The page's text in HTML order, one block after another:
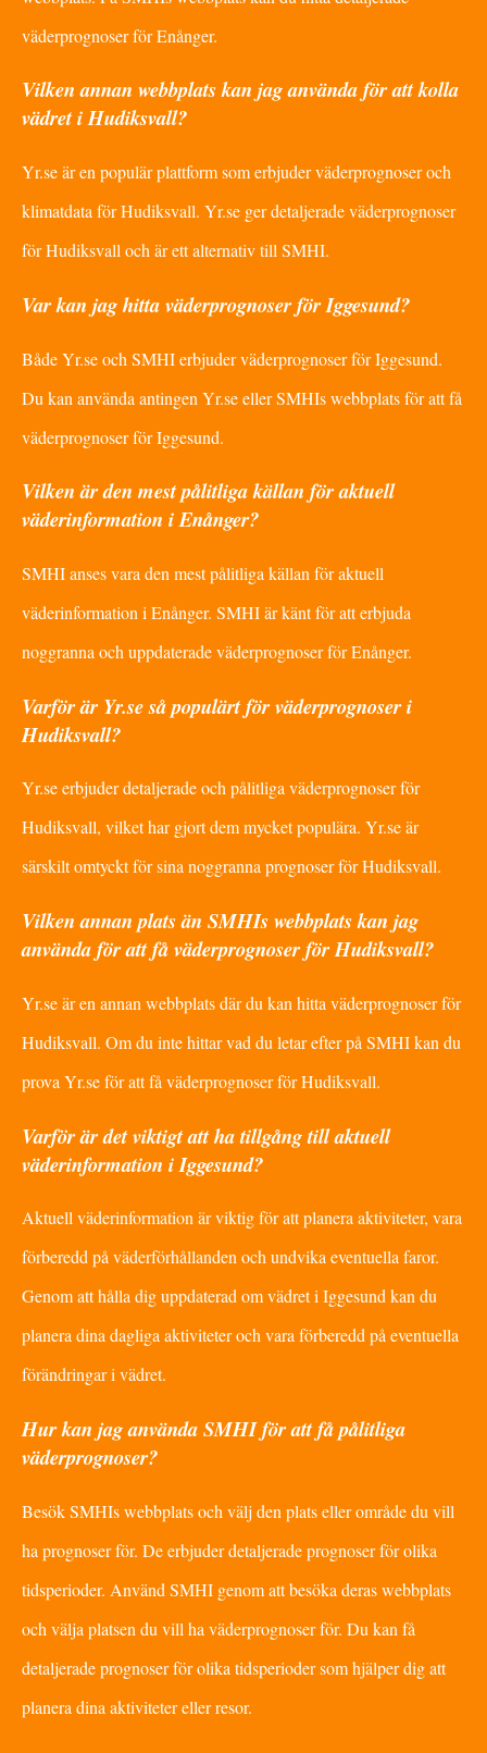
väderprognoser för Enånger.
Vilken annan webbplats kan jag använda för att kolla
vädret i Hudiksvall?
Yr.se är en populär plattform som erbjuder väderprognoser och
klimatdata för Hudiksvall. Yr.se ger detaljerade väderprognoser
för Hudiksvall och är ett alternativ till SMHI.
Var kan jag hitta väderprognoser för Iggesund?
Både Yr.se och SMHI erbjuder väderprognoser för Iggesund.
Du kan använda antingen Yr.se eller SMHIs webbplats för att få
väderprognoser för Iggesund.
Vilken är den mest pålitliga källan för aktuell
väderinformation i Enånger?
SMHI anses vara den mest pålitliga källan för aktuell
väderinformation i Enånger. SMHI är känt för att erbjuda
noggranna och uppdaterade väderprognoser för Enånger.
Varför är Yr.se så populärt för väderprognoser i
Hudiksvall?
Yr.se erbjuder detaljerade och pålitliga väderprognoser för
Hudiksvall, vilket har gjort dem mycket populära. Yr.se är
särskilt omtyckt för sina noggranna prognoser för Hudiksvall.
Vilken annan plats än SMHIs webbplats kan jag
använda för att få väderprognoser för Hudiksvall?
Yr.se är en annan webbplats där du kan hitta väderprognoser för
Hudiksvall. Om du inte hittar vad du letar efter på SMHI kan du
prova Yr.se för att få väderprognoser för Hudiksvall.
Varför är det viktigt att ha tillgång till aktuell
väderinformation i Iggesund?
Aktuell väderinformation är viktig för att planera aktiviteter, vara
förberedd på väderförhållanden och undvika eventuella faror.
Genom att hålla dig uppdaterad om vädret i Iggesund kan du
planera dina dagliga aktiviteter och vara förberedd på eventuella
förändringar i vädret.
Hur kan jag använda SMHI för att få pålitliga
väderprognoser?
Besök SMHIs webbplats och välj den plats eller område du vill
ha prognoser för. De erbjuder detaljerade prognoser för olika
tidsperioder. Använd SMHI genom att besöka deras webbplats
och välja platsen du vill ha väderprognoser för. Du kan få
detaljerade prognoser för olika tidsperioder som hjälper dig att
planera dina aktiviteter eller resor.